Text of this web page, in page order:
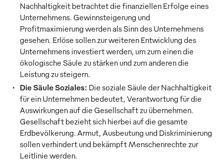
Nachhaltigkeit betrachtet die finanziellen Erfolge eines
Unternehmens. Gewinnsteigerung und
Profitmaximierung werden als Sinn des Unternehmens
gesehen. Erlöse sollen zur weiteren Entwicklung des
Unternehmens investiert werden, um zum einen die
ökologische Säule zu stärken und zum anderen die
Leistung zu steigern.
Die Säule Soziales: Die soziale Säule der Nachhaltigkeit
für ein Unternehmen bedeutet, Verantwortung für die
Auswirkungen auf die Gesellschaft zu übernehmen.
Gesellschaft bezieht sich hierbei auf die gesamte
Erdbevölkerung. Armut, Ausbeutung und Diskriminierung
sollen verhindert und bekämpft Menschenrechte zur
Leitlinie werden.